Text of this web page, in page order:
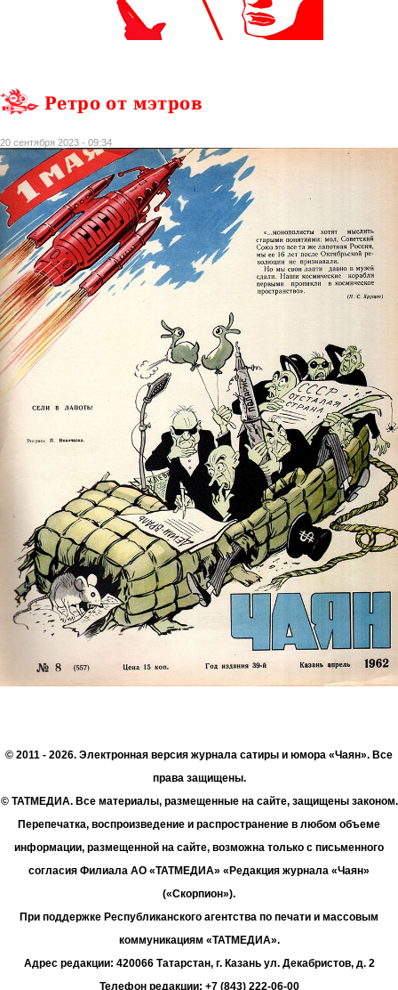
Ретро от мэтров
20 сентября 2023 - 09:34
© 2011 - 2026. Электронная версия журнала сатиры и юмора «Чаян». Все
права защищены.
© ТАТМЕДИА. Все материалы, размещенные на сайте, защищены законом.
Перепечатка, воспроизведение и распространение в любом объеме
информации, размещенной на сайте, возможна только с письменного
согласия Филиала АО «ТАТМЕДИА» «Редакция журнала «Чаян»
(«Скорпион»).
При поддержке Республиканского агентства по печати и массовым
коммуникациям «ТАТМЕДИА».
Адрес редакции: 420066 Татарстан, г. Казань ул. Декабристов, д. 2
Телефон редакции: +7 (843) 222-06-00